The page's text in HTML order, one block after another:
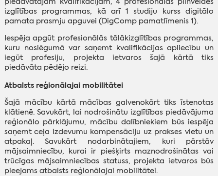
izglītības programmas, kā arī 1 studiju kurss digitālo
pamata prasmju apguvei (DigComp pamatlīmenis 1).
Iespēja apgūt profesionālās tālākizglītības programmas,
kuru noslēgumā var saņemt kvalifikācijas apliecību un
iegūt profesiju, projekta ietvaros šajā kārtā tiks
piedāvāta pēdējo reizi.
Atbalsts reģionālajai mobilitātei
Šajā mācību kārtā mācības galvenokārt tiks īstenotas
klātienē. Savukārt, lai nodrošinātu izglītības piedāvājuma
reģionālo pārklājumu, mācību dalībniekiem būs iespēja
saņemt ceļa izdevumu kompensāciju uz prakses vietu un
atpakaļ. Savukārt nodarbinātajiem, kuri pārstāv
mājsaimniecību, kurai ir piešķirts maznodrošinātas vai
trūcīgas mājsaimniecības statuss, projekta ietvaros būs
pieejams atbalsts reģionālajai mobilitātei.